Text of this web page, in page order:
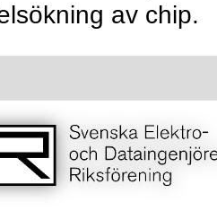
av chip.